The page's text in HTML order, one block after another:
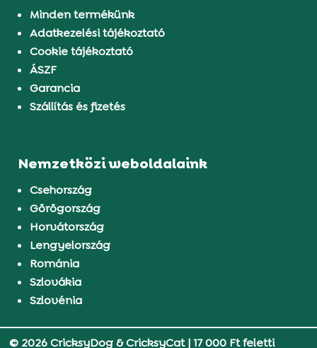
Minden termékünk
Adatkezelési tájékoztató
Cookie tájékoztató
ÁSZF
Garancia
Szállítás és fizetés
Nemzetközi weboldalaink
Csehország
Görögország
Horvátország
Lengyelország
Románia
Szlovákia
Szlovénia
© 2026 CricksyDog & CricksyCat|17 000 Ft feletti